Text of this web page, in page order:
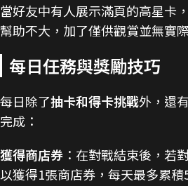
當好友中有人展示滿頁的高星卡
幫助不大，加了僅供觀賞並無實
每日任務與獎勵技巧
每日除了抽卡和得卡挑戰外，還
完成：
獲得商店券 ：在對戰結束後，若
以獲得1張商店券，每天最多累積